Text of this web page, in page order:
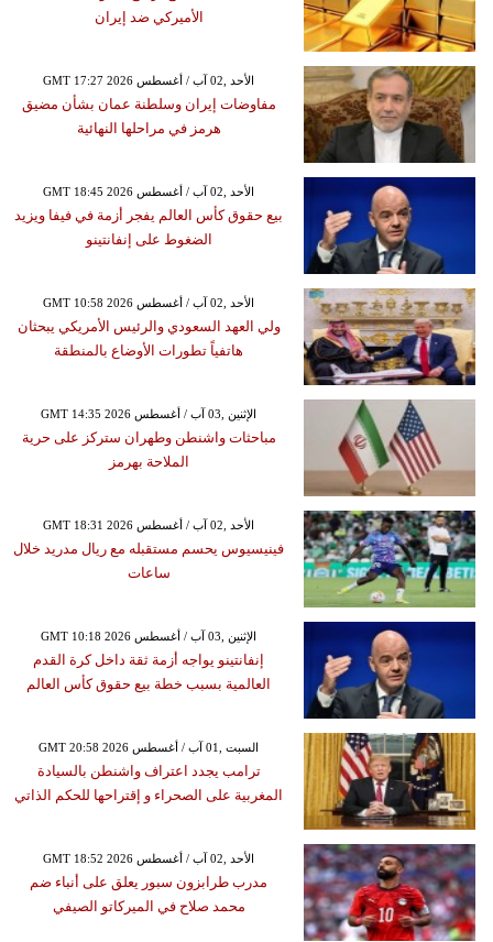
الأميركي ضد إيران
GMT 17:27 2026 الأحد ,02 آب / أغسطس
مفاوضات إيران وسلطنة عمان بشأن مضيق
هرمز في مراحلها النهائية
GMT 18:45 2026 الأحد ,02 آب / أغسطس
بيع حقوق كأس العالم يفجر أزمة في فيفا ويزيد
الضغوط على إنفانتينو
GMT 10:58 2026 الأحد ,02 آب / أغسطس
ولي العهد السعودي والرئيس الأمريكي يبحثان
هاتفياً تطورات الأوضاع بالمنطقة
GMT 14:35 2026 الإثنين ,03 آب / أغسطس
مباحثات واشنطن وطهران ستركز على حرية
الملاحة بهرمز
GMT 18:31 2026 الأحد ,02 آب / أغسطس
فينيسيوس يحسم مستقبله مع ريال مدريد خلال
ساعات
GMT 10:18 2026 الإثنين ,03 آب / أغسطس
إنفانتينو يواجه أزمة ثقة داخل كرة القدم
العالمية بسبب خطة بيع حقوق كأس العالم
GMT 20:58 2026 السبت ,01 آب / أغسطس
ترامب يجدد اعتراف واشنطن بالسيادة
المغربية على الصحراء و إقتراحها للحكم الذاتي
GMT 18:52 2026 الأحد ,02 آب / أغسطس
مدرب طرابزون سبور يعلق على أنباء ضم
محمد صلاح في الميركاتو الصيفي